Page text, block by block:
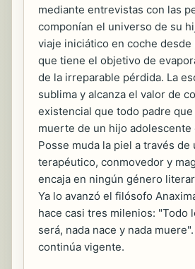
mediante entrevistas con las
componían el universo de su
viaje iniciático en coche desde
que tiene el objetivo de
de la irreparable pérdida. La
sublima y alcanza el valor de
existencial que todo padre
muerte de un hijo adolescente
Posse muda la piel a través de
terapéutico, conmovedor y
encaja en ningún género
Ya lo avanzó el filósofo
hace casi tres milenios: "Todo
será, nada nace y nada
continúa vigente.